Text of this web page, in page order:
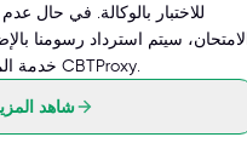
سيتم استرداد رسومنا
خدمة المساعدة في الامتحان من CBTProxy.
شاهد